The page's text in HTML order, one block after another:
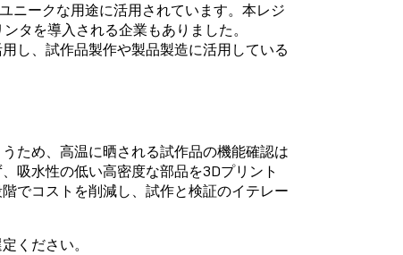
ニークな用途に活用されています。本レジ
タを導入される企業もありました。
し、試作品製作や製品製造に活用している
ため、高温に晒される試作品の機能確認は
吸水性の低い高密度な部品を3Dプリント
でコストを削減し、試作と検証のイテレー
ください。